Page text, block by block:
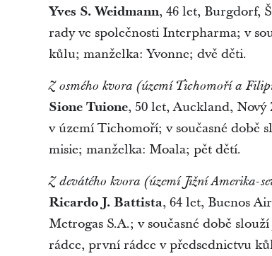
Yves S. Weidmann, 46 let, Burgdorf,
rady ve společnosti Interpharma; v
kůlu; manželka: Yvonne; dvě děti.
Z osmého kvora (území Tichomoří a
Sione Tuione, 50 let, Auckland,
v území Tichomoří; v současné době
misie; manželka: Moala; pět dětí.
Z devátého kvora (území Jižní Amerika-
Ricardo J. Battista, 64 let, Buenos
Metrogas S.A.; v současné době
rádce, první rádce v předsednictvu